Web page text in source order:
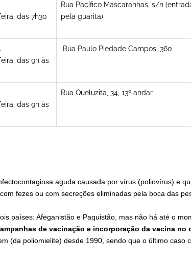
das 7h30
Rua Pacífico Mascaranhas, s/n
pela guarita)
das 9h às
Rua Paulo Piedade Campos, 360
das 9h às
Rua Queluzita, 34, 13º andar
aguda causada por vírus (poliovírus) e
fezes ou com secreções eliminadas pela boca das
países: Afeganistão e Paquistão, mas não há até o
de vacinação e incorporação da vacina no
(da poliomielite) desde 1990, sendo que o último caso